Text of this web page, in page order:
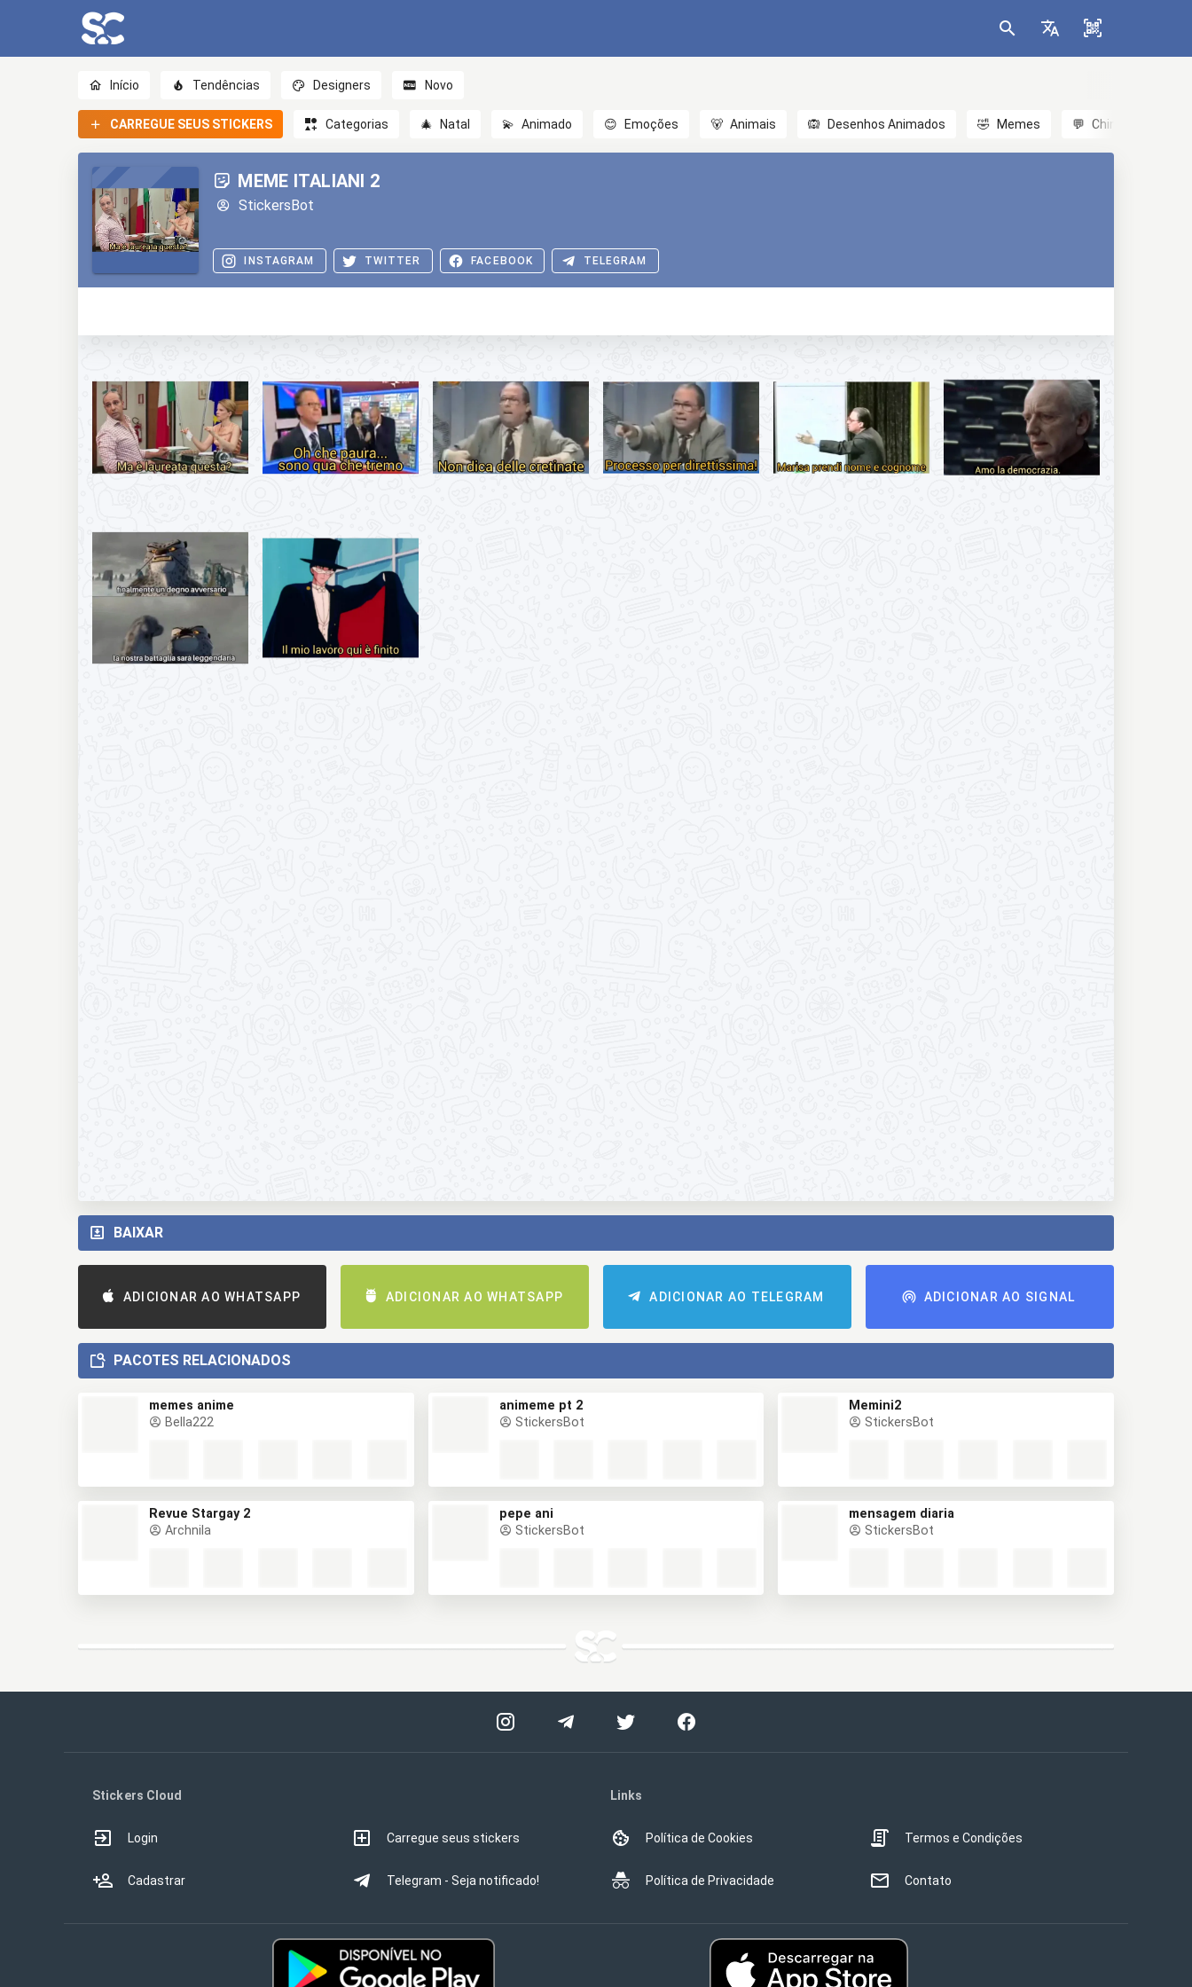
Início Tendências Designers Novo
CARREGUE SEUS STICKERS Categorias 🎄 Natal 💫 Animado 😊 Emoções 🐻 Animais 🙉 Desenhos Animados 🤣 Memes 💬 Chinês
MEME ITALIANI 2
StickersBot
INSTAGRAM TWITTER FACEBOOK TELEGRAM
BAIXAR
ADICIONAR AO WHATSAPP ADICIONAR AO WHATSAPP ADICIONAR AO TELEGRAM ADICIONAR AO SIGNAL
PACOTES RELACIONADOS
memes anime
Bella222
animeme pt 2
StickersBot
Memini2
StickersBot
Revue Stargay 2
Archnila
pepe ani
StickersBot
mensagem diaria
StickersBot
Stickers Cloud
Login
Cadastrar
Carregue seus stickers
Telegram - Seja notificado!
Links
Política de Cookies
Política de Privacidade
Termos e Condições
Contato